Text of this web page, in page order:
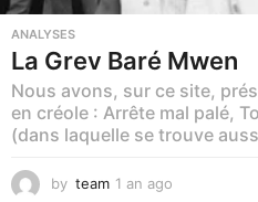
ANALYSES
La Grev Baré Mwen
Nous avons, sur ce site,
en créole : Arrête mal palé,
(dans laquelle se trouve
by team 1 an ago